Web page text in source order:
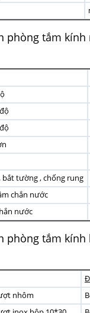
phòng tắm kính
bắt tường , chống rung
chắn nước
nước
phòng tắm kính
nhôm